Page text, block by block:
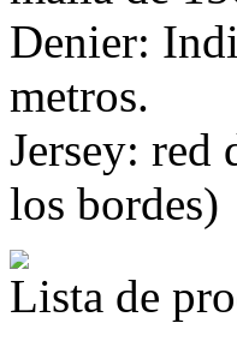
Denier:
metros.
Jersey: red
los bordes)
Lista de